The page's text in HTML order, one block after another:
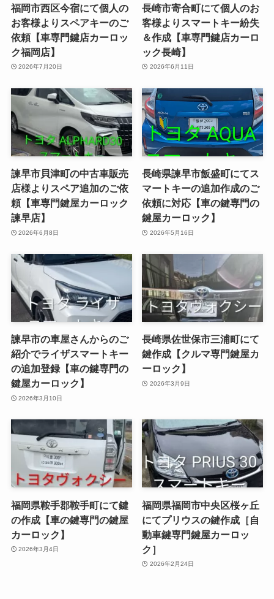
福岡市西区今宿にて個人の
お客様よりスペアキーのご
依頼【車専門鍵店カーロッ
ク福岡店】
2026年7月20日
長崎市寄合町にて個人のお
客様よりスマートキー紛失
＆作成【車専門鍵店カーロ
ック長崎】
2026年6月11日
諫早市貝津町の中古車販売
店様よりスペア追加のご依
頼【車専門鍵屋カーロック
諫早店】
2026年6月8日
長崎県諫早市飯盛町にてス
マートキーの追加作成のご
依頼に対応【車の鍵専門の
鍵屋カーロック】
2026年5月16日
諫早市の車屋さんからのご
紹介でライザスマートキー
の追加登録【車の鍵専門の
鍵屋カーロック】
2026年3月10日
長崎県佐世保市三浦町にて
鍵作成【クルマ専門鍵屋カ
ーロック】
2026年3月9日
福岡県鞍手郡鞍手町にて鍵
の作成【車の鍵専門の鍵屋
カーロック】
2026年3月4日
福岡県福岡市中央区桜ヶ丘
にてプリウスの鍵作成［自
動車鍵専門鍵屋カーロッ
ク］
2026年2月24日